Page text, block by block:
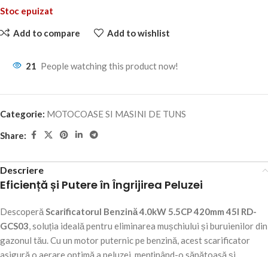
Stoc epuizat
Add to compare Add to wishlist
21 People watching this product now!
Categorie: MOTOCOASE SI MASINI DE TUNS
Share:
Descriere
Eficiență și Putere în Îngrijirea Peluzei
DescoperăScarificatorul Benzină 4.0kW 5.5CP 420mm 45l RD-
GCS03, soluția ideală pentru eliminarea mușchiului și buruienilor din
gazonul tău. Cu un motor puternic pe benzină, acest scarificator
asigură o aerare optimă a peluzei, menținând-o sănătoasă și